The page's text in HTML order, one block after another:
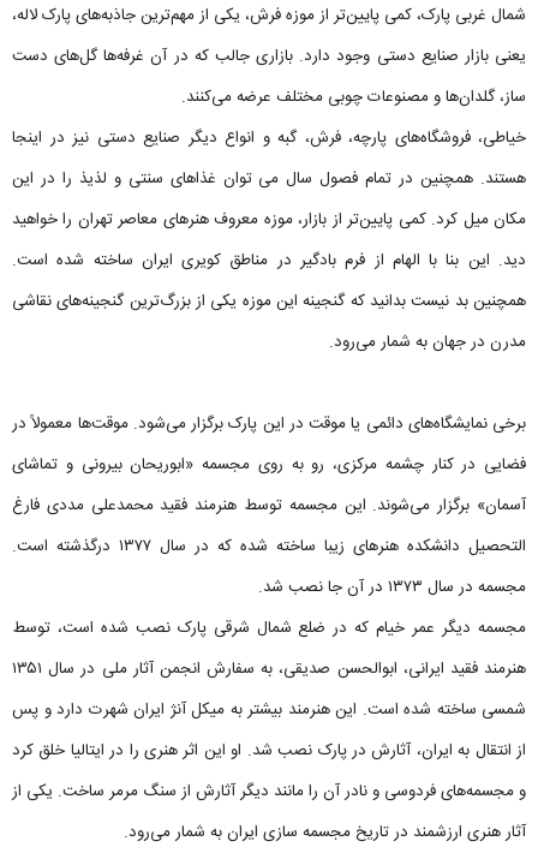
شمال غربی پارک، کمی پایین‌تر از موزه فرش، یکی از مهم‌ترین جاذبه‌های پارک لاله،
یعنی بازار صنایع دستی وجود دارد. بازاری جالب که در آن غرفه‌ها گل‌های دست
ساز، گلدان‌ها و مصنوعات چوبی مختلف عرضه می‌کنند.
خیاطی، فروشگاه‌های پارچه، فرش، گبه و انواع دیگر صنایع دستی نیز در اینجا
هستند. همچنین در تمام فصول سال می توان غذاهای سنتی و لذیذ را در این
مکان میل کرد. کمی پایین‌تر از بازار، موزه معروف هنرهای معاصر تهران را خواهید
دید. این بنا با الهام از فرم بادگیر در مناطق کویری ایران ساخته شده است.
همچنین بد نیست بدانید که گنجینه این موزه یکی از بزرگ‌ترین گنجینه‌های نقاشی
مدرن در جهان به شمار می‌رود.
برخی نمایشگاه‌های دائمی یا موقت در این پارک برگزار می‌شود. موقت‌ها معمولاً در
فضایی در کنار چشمه مرکزی، رو به روی مجسمه «ابوریحان بیرونی و تماشای
آسمان» برگزار می‌شوند. این مجسمه توسط هنرمند فقید محمدعلی مددی فارغ
التحصیل دانشکده هنرهای زیبا ساخته شده که در سال ۱۳۷۷ درگذشته است.
مجسمه در سال ۱۳۷۳ در آن جا نصب شد.
مجسمه دیگر عمر خیام که در ضلع شمال شرقی پارک نصب شده است، توسط
هنرمند فقید ایرانی، ابوالحسن صدیقی، به سفارش انجمن آثار ملی در سال ۱۳۵۱
شمسی ساخته شده است. این هنرمند بیشتر به میکل آنژ ایران شهرت دارد و پس
از انتقال به ایران، آثارش در پارک نصب شد. او این اثر هنری را در ایتالیا خلق کرد
و مجسمه‌های فردوسی و نادر آن را مانند دیگر آثارش از سنگ مرمر ساخت. یکی از
آثار هنری ارزشمند در تاریخ مجسمه سازی ایران به شمار می‌رود.